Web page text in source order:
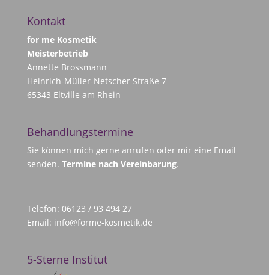
Kontakt
for me Kosmetik
Meisterbetrieb
Annette Brossmann
Heinrich-Müller-Netscher Straße 7
65343 Eltville am Rhein
Behandlungstermine
Sie können mich gerne anrufen oder mir eine Email
senden. Termine nach Vereinbarung.
Telefon: 06123 / 93 494 27
Email: info@forme-kosmetik.de
5-Sterne Institut